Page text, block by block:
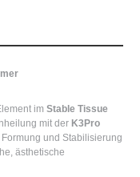
im Stable Tissue
mit der K3Pro
und Stabilisierung
ästhetische